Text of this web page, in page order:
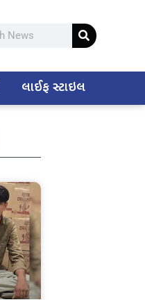
લાઈફ સ્ટાઇલ